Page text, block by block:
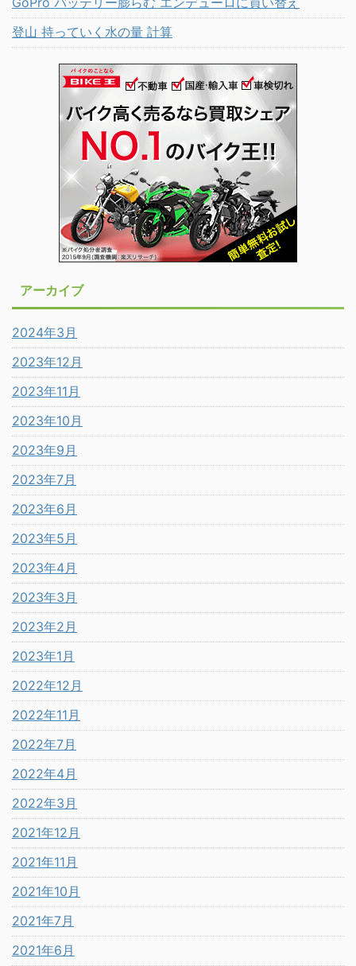
登山 持っていく水の量 計算
アーカイブ
2024年3月
2023年12月
2023年11月
2023年10月
2023年9月
2023年7月
2023年6月
2023年5月
2023年4月
2023年3月
2023年2月
2023年1月
2022年12月
2022年11月
2022年7月
2022年4月
2022年3月
2021年12月
2021年11月
2021年10月
2021年7月
2021年6月